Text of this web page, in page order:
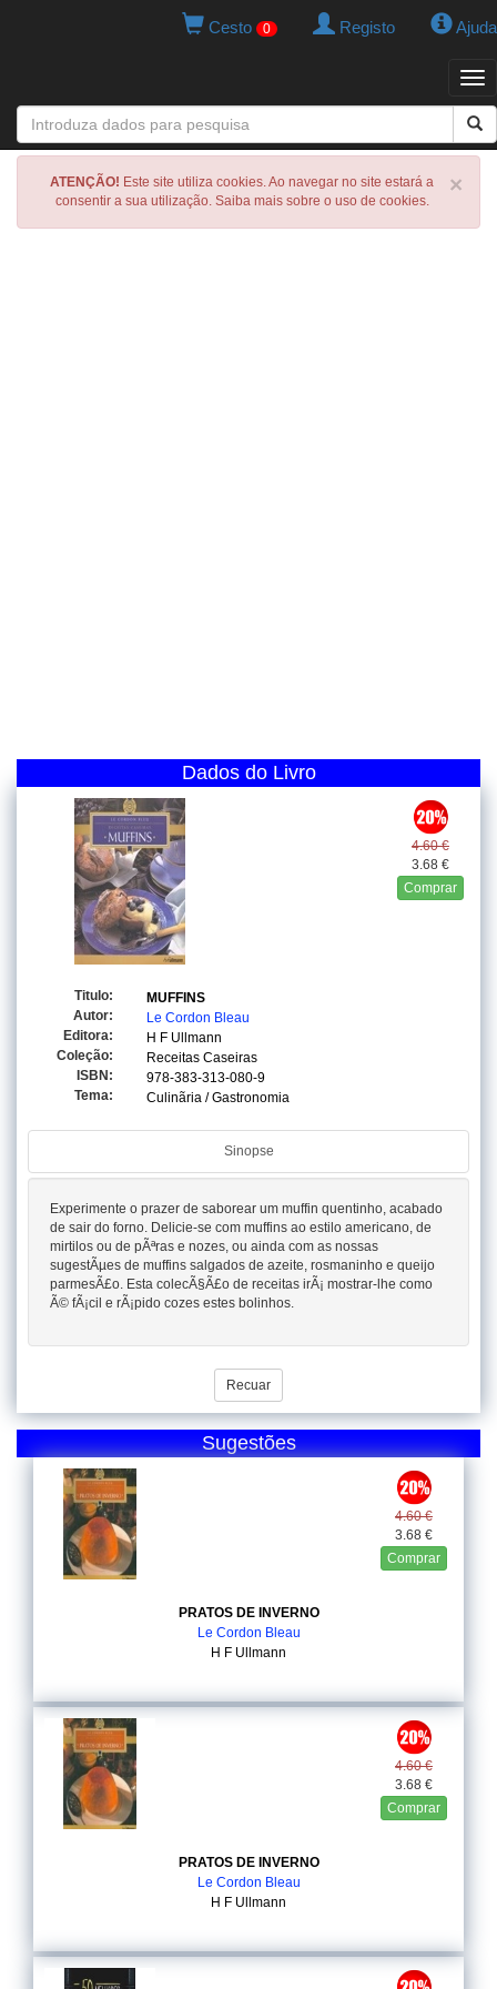
Cesto 0 Registo Ajuda
×
ATENÇÃO! Este site utiliza cookies. Ao navegar no site estará a
consentir a sua utilização. Saiba mais sobre o uso de cookies.
Dados do Livro
4.60 €
3.68 €
Comprar
Titulo:
MUFFINS
Autor:
Le Cordon Bleau
Editora:
H F Ullmann
Coleção:
Receitas Caseiras
ISBN:
978-383-313-080-9
Tema:
Culinãria / Gastronomia
Sinopse
Experimente o prazer de saborear um muffin quentinho, acabado
de sair do forno. Delicie-se com muffins ao estilo americano, de
mirtilos ou de pÃªras e nozes, ou ainda com as nossas
sugestÃµes de muffins salgados de azeite, rosmaninho e queijo
parmesÃ£o. Esta colecÃ§Ã£o de receitas irÃ¡ mostrar-lhe como
Ã© fÃ¡cil e rÃ¡pido cozes estes bolinhos.
Recuar
Sugestões
4.60 €
3.68 €
Comprar
PRATOS DE INVERNO
Le Cordon Bleau
H F Ullmann
4.60 €
3.68 €
Comprar
PRATOS DE INVERNO
Le Cordon Bleau
H F Ullmann